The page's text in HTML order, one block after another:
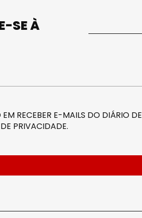
SE À
RECEBER E-MAILS DO DIÁRIO DE
PRIVACIDADE.